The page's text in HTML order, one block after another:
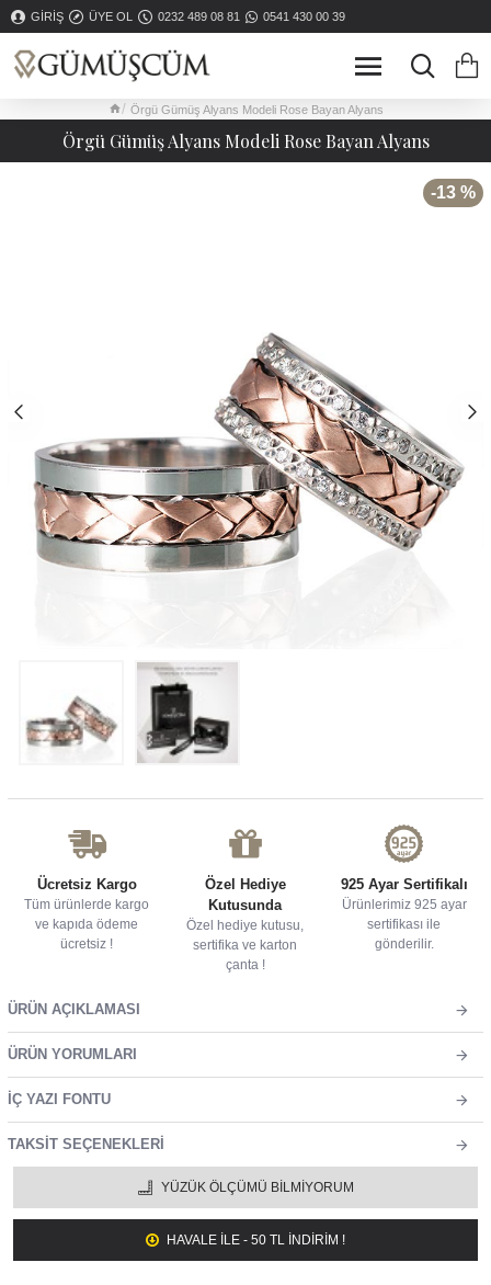
GIRIŞ ÜYE OL 0232 489 08 81 0541 430 00 39
Örgü Gümüş Alyans Modeli Rose Bayan Alyans
Örgü Gümüş Alyans Modeli Rose Bayan Alyans
-13 %
Ücretsiz Kargo
Tüm ürünlerde kargo
ve kapıda ödeme
ücretsiz !
Özel Hediye
Kutusunda
Özel hediye kutusu,
sertifika ve karton
çanta !
925 Ayar Sertifikalı
Ürünlerimiz 925 ayar
sertifikası ile
gönderilir.
ÜRÜN AÇIKLAMASI
ÜRÜN YORUMLARI
İÇ YAZI FONTU
TAKSIT SEÇENEKLERI
YÜZÜK ÖLÇÜMÜ BILMIYORUM
HAVALE ILE - 50 TL İNDİRİM !